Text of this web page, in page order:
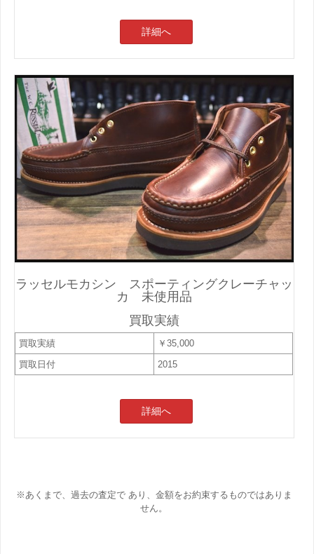
詳細へ
ラッセルモカシン スポーティングクレーチャッ
カ 未使用品
買取実績
買取実績
￥35,000
買取日付
2015
詳細へ
※あくまで、過去の査定で あり、金額をお約束するものではありま
せん。